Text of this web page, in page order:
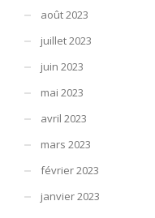
août 2023
juillet 2023
juin 2023
mai 2023
avril 2023
mars 2023
février 2023
janvier 2023